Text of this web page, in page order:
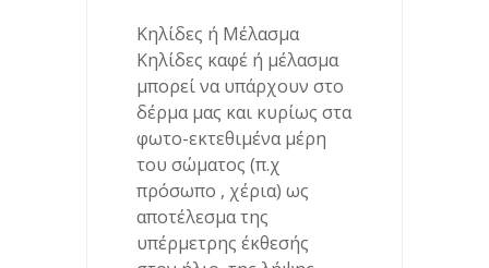
Κηλίδες ή Μέλασμα
Κηλίδες καφέ ή μέλασμα
μπορεί να υπάρχουν στο
δέρμα μας και κυρίως στα
φωτο-εκτεθιμένα μέρη
του σώματος (π.χ
πρόσωπο , χέρια) ως
αποτέλεσμα της
υπέρμετρης έκθεσής